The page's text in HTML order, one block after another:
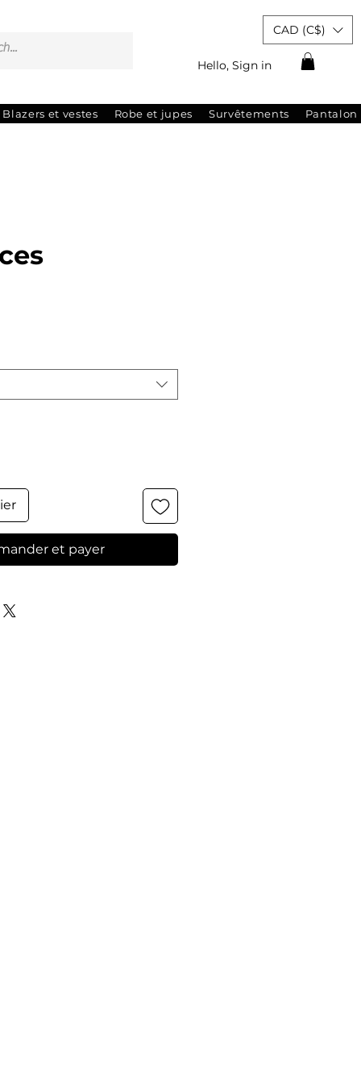
Hello, Sign in
CAD (C$)
Blazers et vestes Robe et jupes Survêtements
et payer